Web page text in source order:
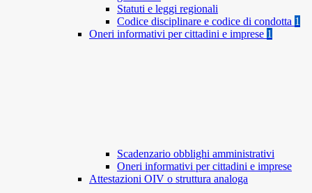
Statuti e leggi regionali
Codice disciplinare e codice di condotta 1
Oneri informativi per cittadini e imprese 1
Scadenzario obblighi amministrativi
Oneri informativi per cittadini e imprese
Attestazioni OIV o struttura analoga